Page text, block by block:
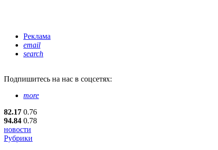
Реклама
email
search
Подпишитесь на нас в соцсетях:
more
82.17 0.76
94.84 0.78
новости
Рубрики